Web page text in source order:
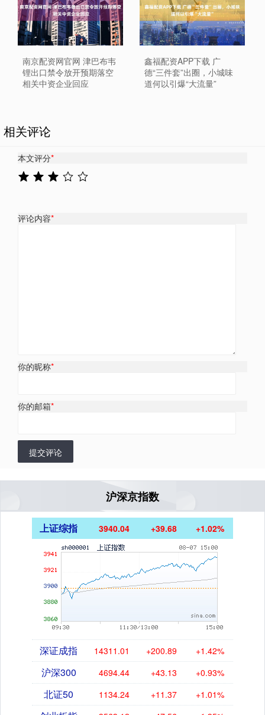
南京配资网官网 津巴布韦
锂出口禁令放开预期落空
相关中资企业回应
鑫福配资APP下载 广
德“三件套”出圈，小城味
道何以引爆“大流量”
相关评论
本文评分*
评论内容*
你的昵称*
你的邮箱*
提交评论
沪深京指数
上证综指 3940.04 +39.68 +1.02%
深证成指 14311.01 +200.89 +1.42%
沪深300 4694.44 +43.13 +0.93%
北证50 1134.24 +11.37 +1.01%